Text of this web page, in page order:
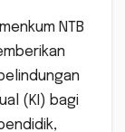
NTB
(KI) bagi